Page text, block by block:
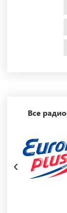
Все
‹